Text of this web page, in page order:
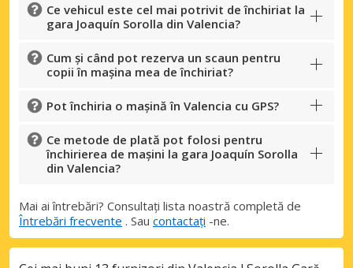
Ce vehicul este cel mai potrivit de închiriat la
gara Joaquín Sorolla din Valencia?
Cum și când pot rezerva un scaun pentru
copii în mașina mea de închiriat?
Pot închiria o mașină în Valencia cu GPS?
Ce metode de plată pot folosi pentru
închirierea de mașini la gara Joaquín Sorolla
din Valencia?
Mai ai întrebări? Consultați lista noastră completă de
Întrebări frecvente . Sau contactați -ne.